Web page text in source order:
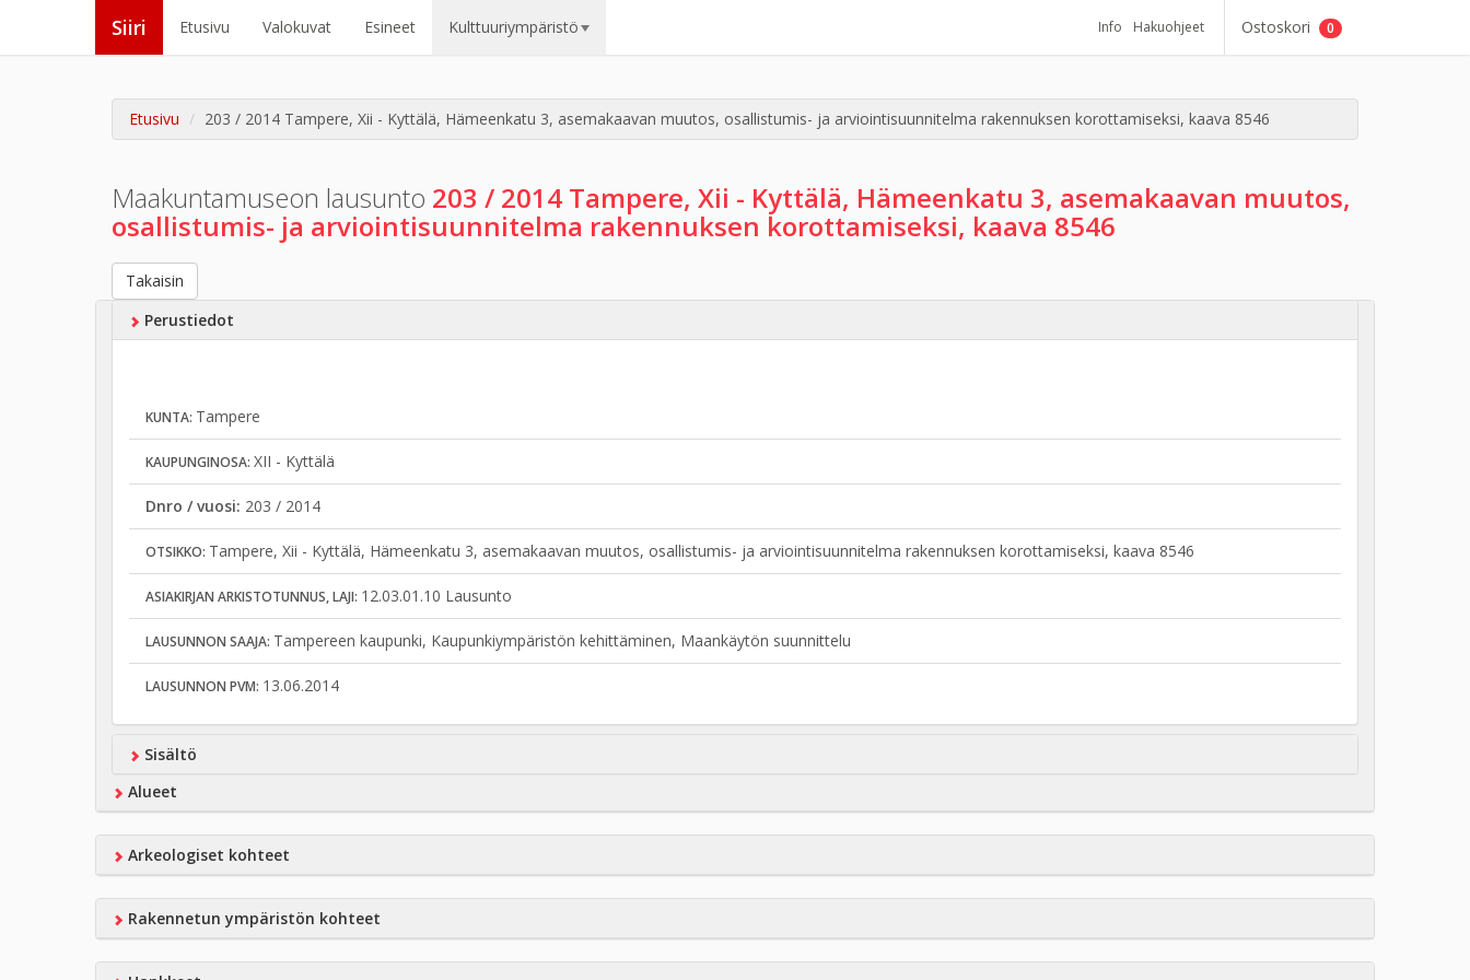
Siiri Etusivu Valokuvat Esineet Kulttuuriympäristö Info Hakuohjeet Ostoskori 0
Etusivu 203 / 2014 Tampere, Xii - Kyttälä, Hämeenkatu 3, asemakaavan muutos, osallistumis- ja arviointisuunnitelma rakennuksen korottamiseksi, kaava 8546
Maakuntamuseon lausunto 203 / 2014 Tampere, Xii - Kyttälä, Hämeenkatu 3, asemakaavan muutos,
osallistumis- ja arviointisuunnitelma rakennuksen korottamiseksi, kaava 8546
Takaisin
Perustiedot
KUNTA: Tampere
KAUPUNGINOSA: XII - Kyttälä
Dnro / vuosi: 203 / 2014
OTSIKKO: Tampere, Xii - Kyttälä, Hämeenkatu 3, asemakaavan muutos, osallistumis- ja arviointisuunnitelma rakennuksen korottamiseksi, kaava 8546
ASIAKIRJAN ARKISTOTUNNUS, LAJI: 12.03.01.10 Lausunto
LAUSUNNON SAAJA: Tampereen kaupunki, Kaupunkiympäristön kehittäminen, Maankäytön suunnittelu
LAUSUNNON PVM: 13.06.2014
Sisältö
Alueet
Arkeologiset kohteet
Rakennetun ympäristön kohteet